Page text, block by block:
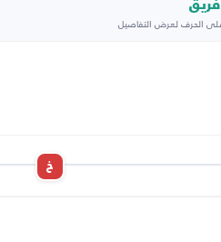
الحرف لعرض التفاصيل
خ